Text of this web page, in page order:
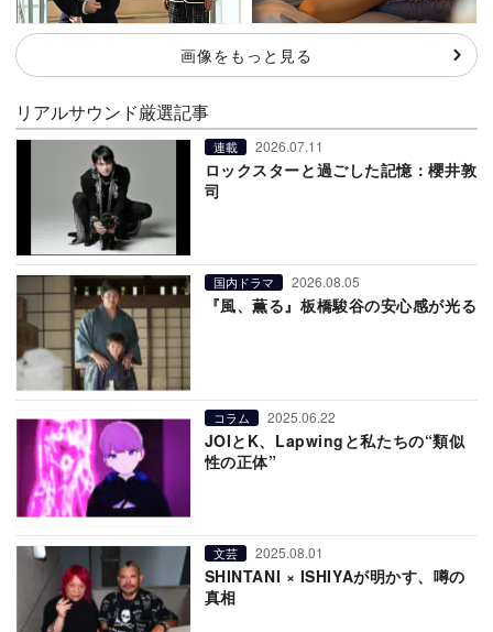
画像をもっと見る
リアルサウンド厳選記事
連載 2026.07.11
ロックスターと過ごした記憶：櫻井敦
司
国内ドラマ 2026.08.05
『風、薫る』板橋駿谷の安心感が光る
コラム 2025.06.22
JOIとK、Lapwingと私たちの“類似
性の正体”
文芸 2025.08.01
SHINTANI × ISHIYAが明かす、噂の
真相